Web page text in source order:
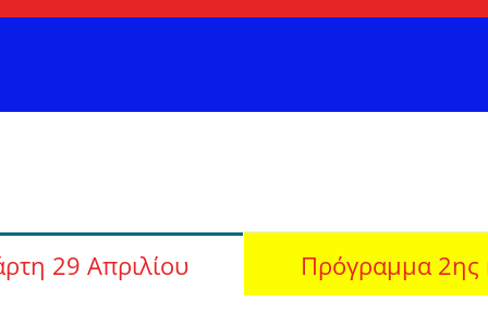
29 Απριλίου Πρόγραμμα 2ης